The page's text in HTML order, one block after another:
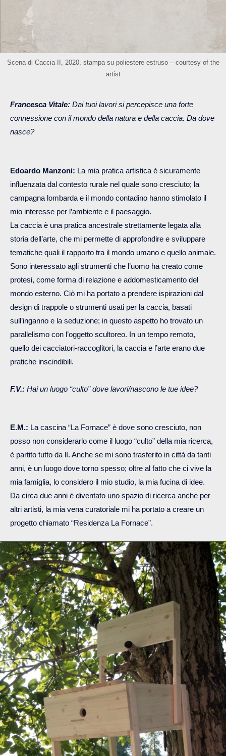
Scena di Caccia II, 2020, stampa su poliestere estruso – courtesy of the
artist
Francesca Vitale: Dai tuoi lavori si percepisce una forte
connessione con il mondo della natura e della caccia. Da dove
nasce?
Edoardo Manzoni: La mia pratica artistica è sicuramente
influenzata dal contesto rurale nel quale sono cresciuto; la
campagna lombarda e il mondo contadino hanno stimolato il
mio interesse per l’ambiente e il paesaggio.
La caccia è una pratica ancestrale strettamente legata alla
storia dell’arte, che mi permette di approfondire e sviluppare
tematiche quali il rapporto tra il mondo umano e quello animale.
Sono interessato agli strumenti che l’uomo ha creato come
protesi, come forma di relazione e addomesticamento del
mondo esterno. Ciò mi ha portato a prendere ispirazioni dal
design di trappole o strumenti usati per la caccia, basati
sull’inganno e la seduzione; in questo aspetto ho trovato un
parallelismo con l’oggetto scultoreo. In un tempo remoto,
quello dei cacciatori-raccoglitori, la caccia e l’arte erano due
pratiche inscindibili.
F.V.: Hai un luogo “culto” dove lavori/nascono le tue idee?
E.M.: La cascina “La Fornace” è dove sono cresciuto, non
posso non considerarlo come il luogo “culto” della mia ricerca,
è partito tutto da lì. Anche se mi sono trasferito in città da tanti
anni, è un luogo dove torno spesso; oltre al fatto che ci vive la
mia famiglia, lo considero il mio studio, la mia fucina di idee.
Da circa due anni è diventato uno spazio di ricerca anche per
altri artisti, la mia vena curatoriale mi ha portato a creare un
progetto chiamato “Residenza La Fornace”.